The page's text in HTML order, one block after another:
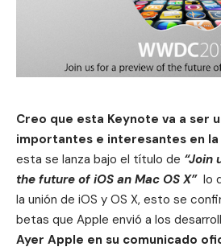
Creo que esta Keynote va a ser
importantes e interesantes en
esta se lanza bajo el título de “Join
the future of iOS an Mac OS X” lo
la unión de iOS y OS X, esto se
betas que Apple envió a los
Ayer Apple en su comunicado